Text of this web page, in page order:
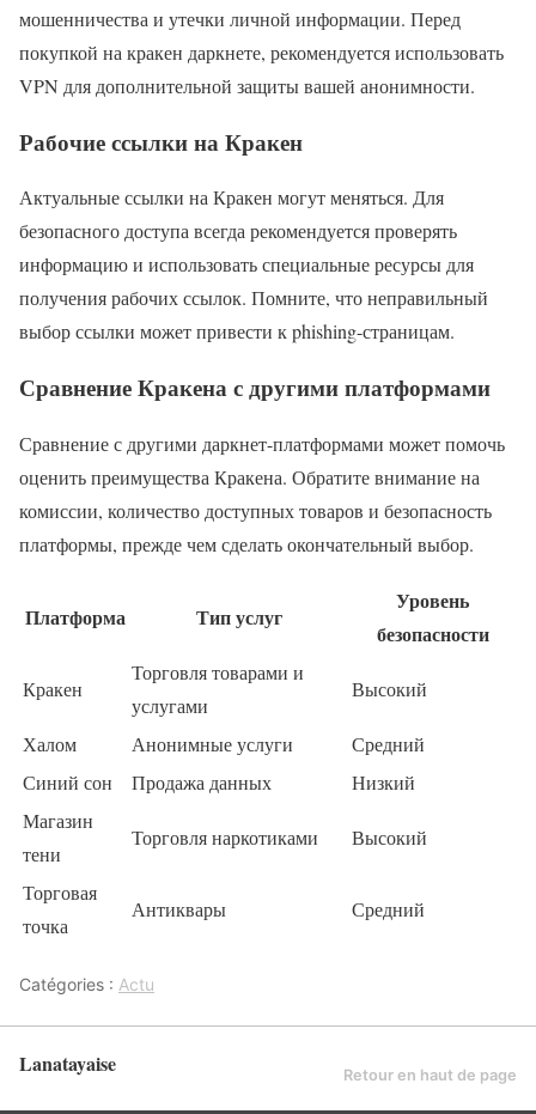
мошенничества и утечки личной информации. Перед
покупкой на кракен даркнете, рекомендуется использовать
VPN для дополнительной защиты вашей анонимности.
Рабочие ссылки на Кракен
Актуальные ссылки на Кракен могут меняться. Для
безопасного доступа всегда рекомендуется проверять
информацию и использовать специальные ресурсы для
получения рабочих ссылок. Помните, что неправильный
выбор ссылки может привести к phishing-страницам.
Сравнение Кракена с другими платформами
Сравнение с другими даркнет-платформами может помочь
оценить преимущества Кракена. Обратите внимание на
комиссии, количество доступных товаров и безопасность
платформы, прежде чем сделать окончательный выбор.
Платформа Тип услуг
Уровень
безопасности
Кракен
Торговля товарами и
услугами
Высокий
Халом Анонимные услуги
Средний
Синий сон
Продажа данных
Низкий
Магазин
тени
Торговля наркотиками Высокий
Торговая
точка
Антиквары Средний
Catégories : Actu
Lanatayaise Retour en haut de page